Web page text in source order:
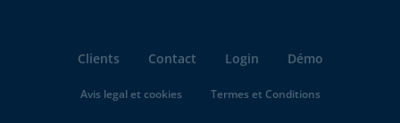
Clients Contact Login Démo
Avis legal et cookies Termes et Conditions